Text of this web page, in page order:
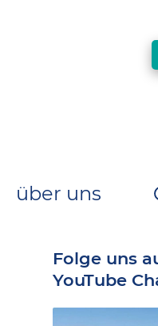
über uns
Folge uns
YouTube